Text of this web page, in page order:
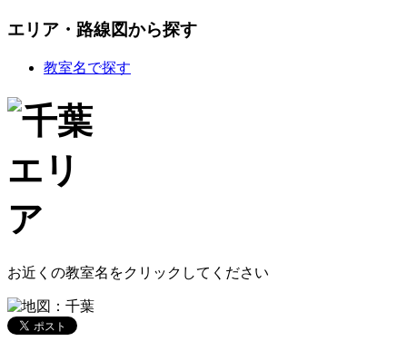
エリア・路線図から探す
教室名で探す
お近くの教室名をクリックしてください